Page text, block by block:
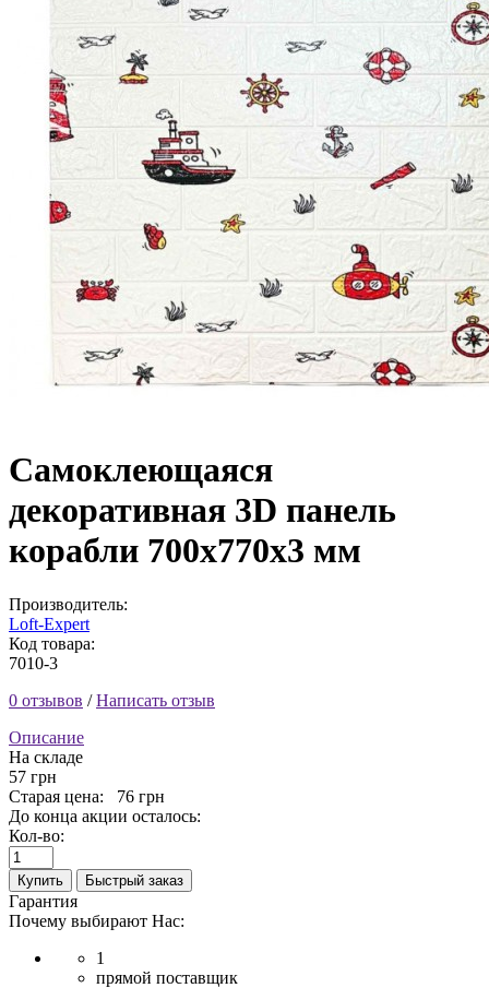
Самоклеющаяся
декоративная 3D панель
корабли 700x770x3 мм
Производитель:
Loft-Expert
Код товара:
7010-3
0 отзывов /Написать отзыв
Описание
На складе
57 грн
Старая цена:
76 грн
До конца акции осталось:
Кол-во:
Купить Быстрый заказ
Гарантия
Почему выбирают Нас:
1
прямой поставщик